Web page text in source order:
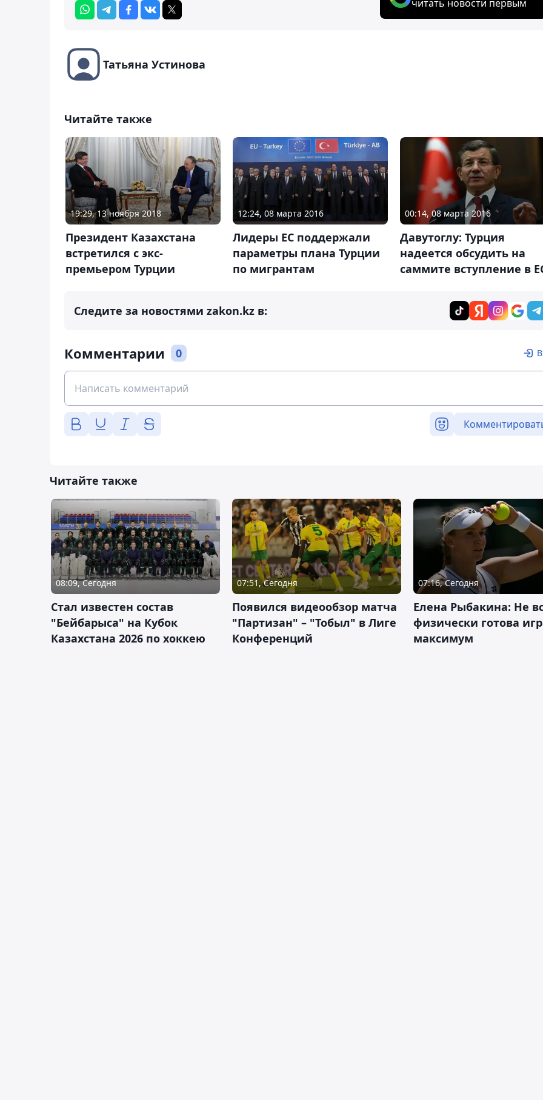
читать новости первым
Татьяна Устинова
Читайте также
19:29, 13 ноября 2018
Президент Казахстана
встретился с экс-
премьером Турции
12:24, 08 марта 2016
Лидеры ЕС поддержали
параметры плана Турции
по мигрантам
00:14, 08 марта 2016
Давутоглу: Турция
надеется обсудить на
саммите вступление в
Следите за новостями zakon.kz в:
Комментарии 0
Читайте также
08:09, Сегодня
Стал известен состав
"Бейбарыса" на Кубок
Казахстана 2026 по хоккею
07:51, Сегодня
Появился видеообзор матча
"Партизан" – "Тобыл" в Лиге
Конференций
07:16, Сегодня
Елена Рыбакина: Не
физически готова
максимум